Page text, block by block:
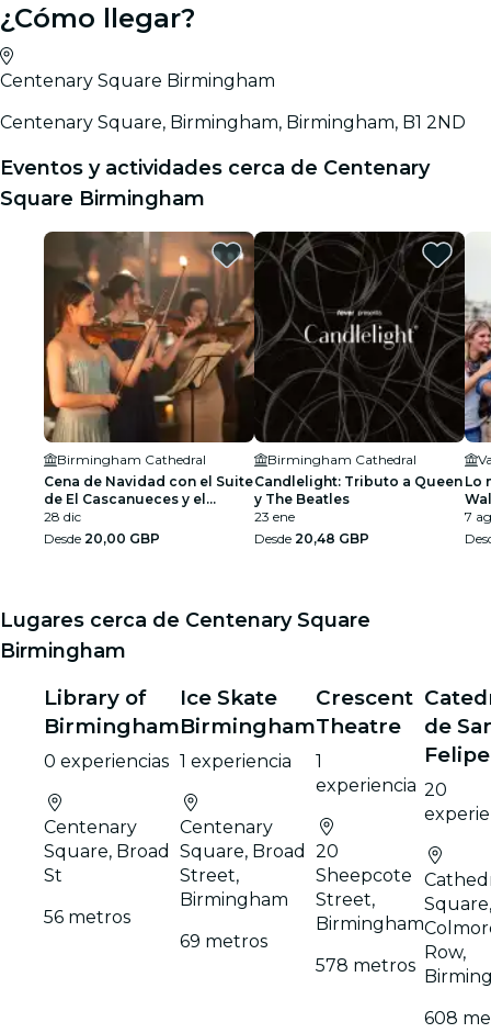
¿Cómo llegar?
Centenary Square Birmingham
Centenary Square, Birmingham, Birmingham, B1 2ND
Eventos y actividades cerca de Centenary
Square Birmingham
Birmingham Cathedral
Cena de Navidad con el Suite
de El Cascanueces y el
Segundo Concierto de
Rachmaninov en Candlelight
en la Catedral de Birmingham
28 dic
Desde 20,00 GBP
Birmingham Cathedral
Candlelight: Tributo a Queen
y The Beatles
23 ene
Desde 20,48 GBP
Lo
7
Lugares cerca de Centenary Square
Birmingham
Library of
Birmingham
0 experiencias
Centenary
Square, Broad
St
56 metros
Ice Skate
Birmingham
1 experiencia
Centenary
Square, Broad
Street,
Birmingham
69 metros
Crescent
Theatre
1
experiencia
20
Sheepcote
Street,
Birmingham
578 metros
de
Felipe
20
Square,
Row,
608